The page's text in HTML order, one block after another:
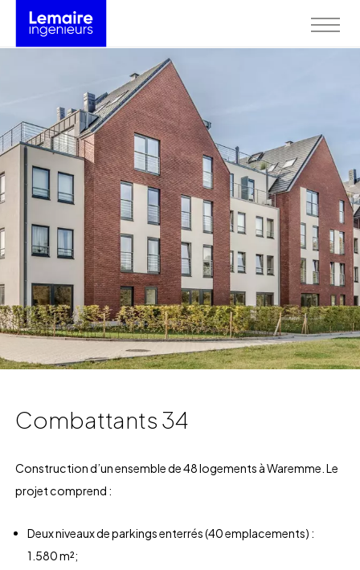
Combattants 34
Construction d’un ensemble de 48 logements à Waremme. Le
projet comprend :
Deux niveaux de parkings enterrés (40 emplacements) :
1.580 m²;